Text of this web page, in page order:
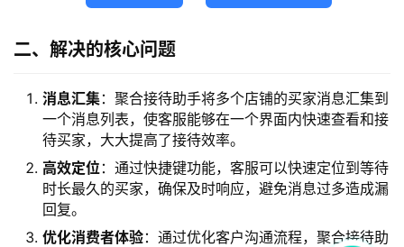
二、解决的核心问题
消息汇集：聚合接待助手将多个店铺的买家消息汇集到
一个消息列表，使客服能够在一个界面内快速查看和接
待买家，大大提高了接待效率。
高效定位 ：通过快捷键功能，客服可以快速定位到等待
时长最久的买家，确保及时响应，避免消息过多造成漏
回复。
优化消费者体验：通过优化客户沟通流程，聚合接待助